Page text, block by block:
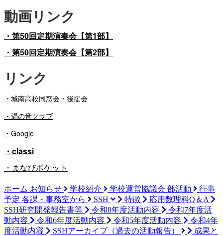
動画リンク
・第50回定期演奏会【第1部】
・第50回定期演奏会【第2部】
リンク
・ 城南高校同窓会・後援会
・渦の音クラブ
・Google
・classi
・まなびポケット
ホーム お知らせ 学校紹介 学校運営協議会 部活動
行事
予定 各課・事務室から SSH 特徴
応用数理科Q＆A
SSH研究開発報告書等
令和8年度活動内容
令和7年度活
動内容
令和6年度活動内容 令和5年度活動内容
令和4年
度活動内容
SSHアーカイブ（過去の活動報告）
成果と